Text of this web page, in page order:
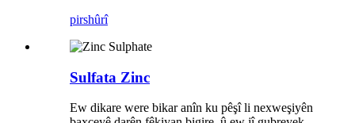
pirshûrî
Sulfata Zinc
Ew dikare were bikar anîn ku pêşî li nexweşiyên